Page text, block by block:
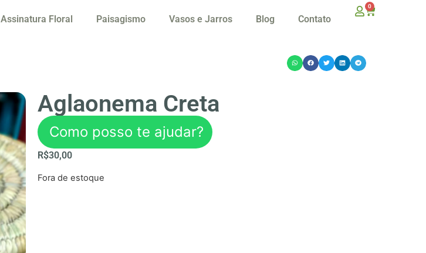
Assinatura Floral Paisagismo Vasos e Jarros Blog Contato
0
Aglaonema Creta
Como posso te ajudar?
R$30,00
Fora de estoque